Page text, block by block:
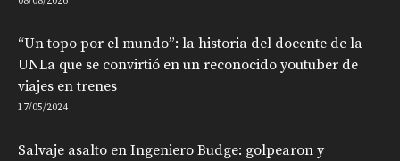
“Un topo por el mundo”: la historia del docente de la
UNLa que se convirtió en un reconocido youtuber de
viajes en trenes
17/05/2024
Salvaje asalto en Ingeniero Budge: golpearon y